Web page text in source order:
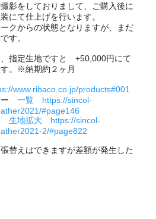
影をしておりまして、ご購入後に
にて仕上げを行います。
クからの状態となりますが、まだ
す。
指定生地ですと +50,000円にて
。※納期約２ヶ月
www.ribaco.co.jp/products#001
ー一覧 https://sincol-
#page146
生地拡大 https://sincol-
2/#page822
替えはできますが差額が発生した